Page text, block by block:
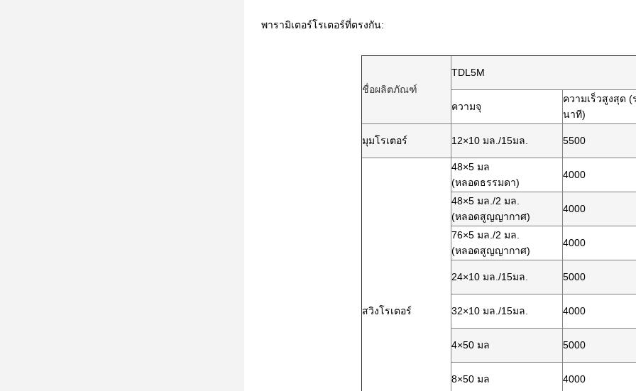
พารามิเตอร์โรเตอร์ที่ตรงกัน:
ชื่อผลิตภัณฑ์
TDL5M
ความจุ
ความเร็วสูงสุด (
นาที)
มุมโรเตอร์ 12×10 มล./15มล. 5500
สวิงโรเตอร์
48×5 มล
(หลอดธรรมดา)
4000
48×5 มล./2 มล.
(หลอดสูญญากาศ)
4000
76×5 มล./2 มล.
(หลอดสูญญากาศ)
4000
24×10 มล./15มล. 5000
32×10 มล./15มล. 4000
4×50 มล 5000
8×50 มล 4000